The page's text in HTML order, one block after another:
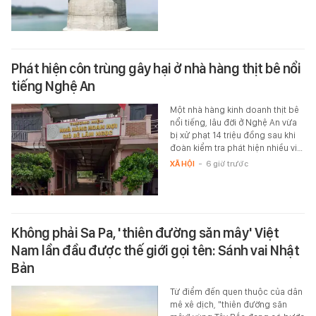
Phát hiện côn trùng gây hại ở nhà hàng thịt bê nổi
tiếng Nghệ An
Một nhà hàng kinh doanh thịt bê
nổi tiếng, lâu đời ở Nghệ An vừa
bị xử phạt 14 triệu đồng sau khi
đoàn kiểm tra phát hiện nhiều vi…
XÃ HỘI - 6 giờ trước
Không phải Sa Pa, 'thiên đường săn mây' Việt
Nam lần đầu được thế giới gọi tên: Sánh vai Nhật
Bản
Từ điểm đến quen thuộc của dân
mê xê dịch, "thiên đường săn